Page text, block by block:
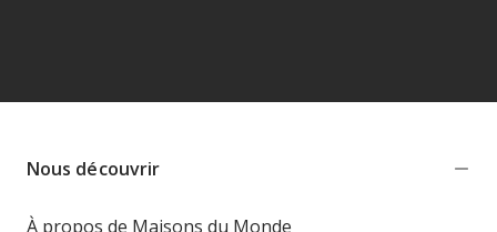
Nous découvrir
À propos de Maisons du Monde